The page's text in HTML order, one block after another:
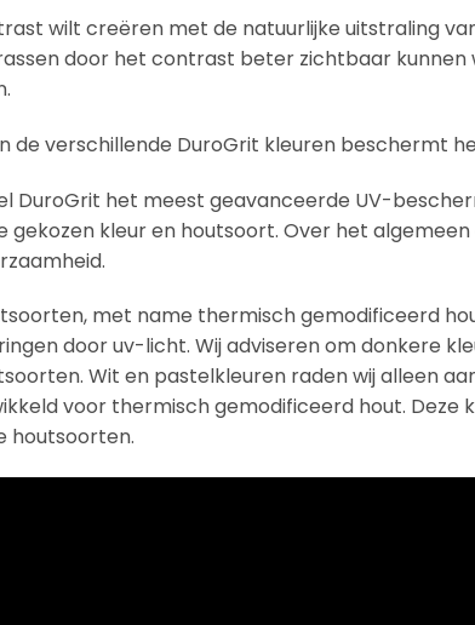
wilt creëren met de natuurlijke uitstraling
door het contrast beter zichtbaar
de verschillende DuroGrit kleuren beschermt
DuroGrit het meest geavanceerde UV-
gekozen kleur en houtsoort. Over het
met name thermisch gemodificeerd
door uv-licht. Wij adviseren om donkere
Wit en pastelkleuren raden wij alleen
voor thermisch gemodificeerd hout. Deze
houtsoorten.